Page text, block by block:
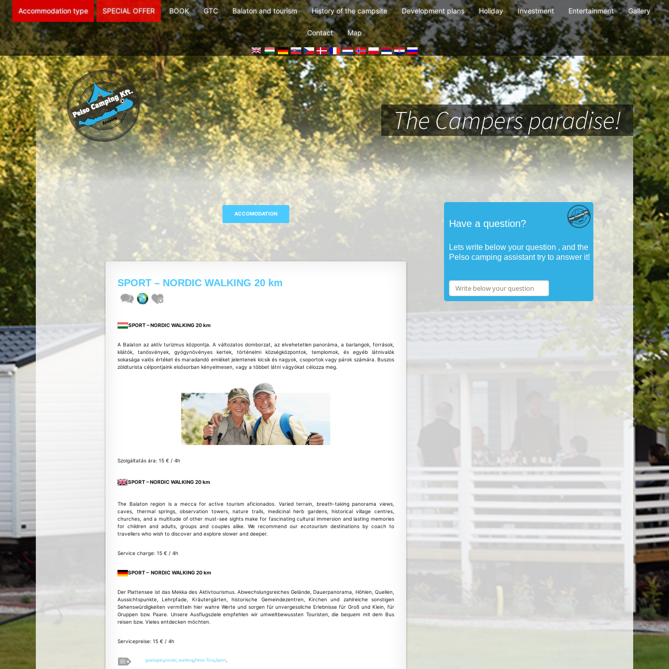
Accommodation type SPECIAL OFFER BOOK GTC Balaton and tourism History of the campsite Development plans Holiday Investment Entertainment Gallery
Contact Map
The Campers paradise!
SPORT – NORDIC WALKING 20 km
SPORT – NORDIC WALKING 20 km
A Balaton az aktív turizmus központja. A változatos domborzat, az elvehetetlen panoráma, a barlangok, források,
kilátók, tanösvények, gyógynövényes kertek, történelmi községközpontok, templomok, és egyéb látnivalók
sokasága valós értéket és maradandó emléket jelentenek kicsik és nagyok, csoportok vagy párok számára. Buszos
zöldturista célpontjaink elsősorban kényelmesen, vagy a többet látni vágyókat célozza meg.
Szolgáltatás ára: 15 € / 4h
SPORT – NORDIC WALKING 20 km
The Balaton region is a mecca for active tourism aficionados. Varied terrain, breath-taking panorama views,
caves, thermal springs, observation towers, nature trails, medicinal herb gardens, historical village centres,
churches, and a multitude of other must-see sights make for fascinating cultural immersion and lasting memories
for children and adults, groups and couples alike. We recommend our ecotourism destinations by coach to
travellers who wish to discover and explore slower and deeper.
Service charge: 15 € / 4h
SPORT – NORDIC WALKING 20 km
Der Plattensee ist das Mekka des Aktivtourismus. Abwechslungsreiches Gelände, Dauerpanorama, Höhlen, Quellen,
Aussichtspunkte, Lehrpfade, Kräutergärten, historische Gemeindezentren, Kirchen und zahlreiche sonstigen
Sehenswürdigkeiten vermitteln hier wahre Werte und sorgen für unvergessliche Erlebnisse für Groß und Klein, für
Gruppen bzw. Paare. Unsere Ausflugsziele empfehlen wir umweltbewussten Touristen, die bequem mit dem Bus
reisen bzw. Vieles entdecken möchten.
Servicepreise: 15 € / 4h
gyaloglás,nordic_walking,Pelso Túra,Sport,
Have a question?
Lets write below your question , and the
Pelso camping assistant try to answer it!